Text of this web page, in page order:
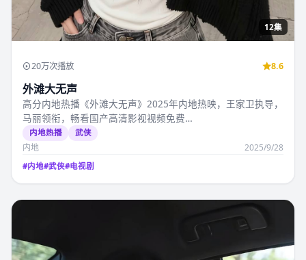
12集
20万次播放 8.6
外滩大无声
高分内地热播《外滩大无声》2025年内地热映，王家卫执导，
马丽领衔，畅看国产高清影视视频免费…
内地热播 武侠
内地 2025/9/28
#内地#武侠#电视剧